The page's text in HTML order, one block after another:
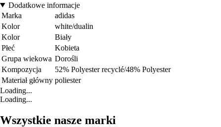
Dodatkowe informacje
Marka
adidas
Kolor
white/dualin
Kolor
Biały
Płeć
Kobieta
Grupa wiekowa Dorośli
Kompozycja
52% Polyester recyclé/48% Polyester
Materiał główny poliester
Loading...
Loading...
Wszystkie nasze marki